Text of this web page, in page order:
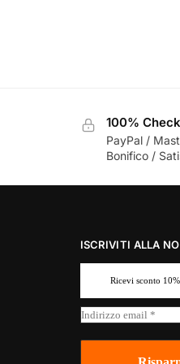
100%
PayPal /
Bonifico /
ISCRIVITI ALLA
Ricevi sconto